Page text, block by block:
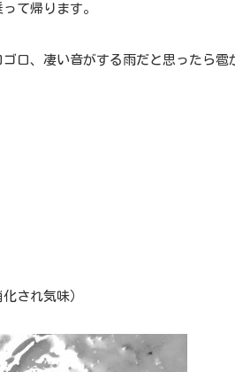
て帰ります。
ロ、凄い音がする雨だと思ったら雹
され気味）